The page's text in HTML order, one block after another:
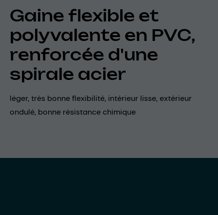
Gaine flexible et
polyvalente en PVC,
renforcée d'une
spirale acier
léger, très bonne flexibilité, intérieur lisse, extérieur
ondulé, bonne résistance chimique